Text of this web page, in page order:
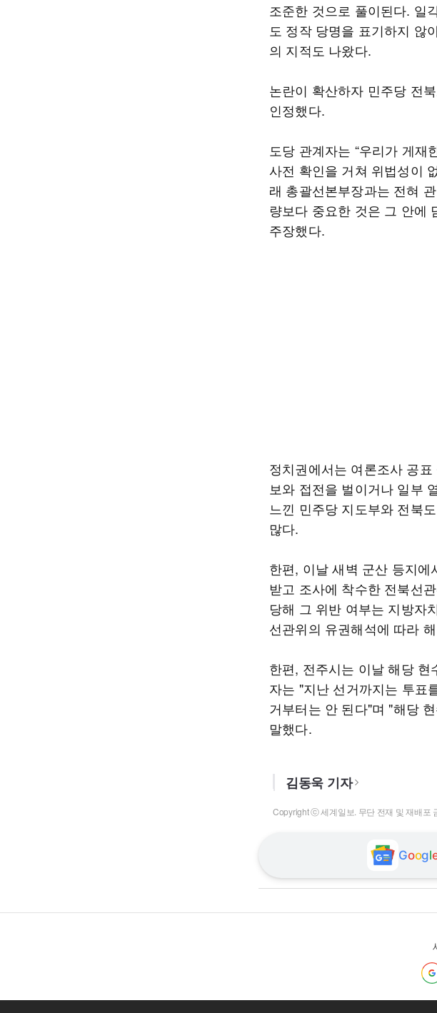
조준한 것으로 풀이된다. 일
도 정작 당명을 표기하지 않
의 지적도 나왔다.
논란이 확산하자 민주당 전
인정했다.
도당 관계자는 “우리가 게재
사전 확인을 거쳐 위법성이
래 총괄선본부장과는 전혀
량보다 중요한 것은 그 안에
주장했다.
정치권에서는 여론조사 공
보와 접전을 벌이거나 일부
느낀 민주당 지도부와 전북
많다.
한편, 이날 새벽 군산 등지에
받고 조사에 착수한 전북선
당해 그 위반 여부는 지방자
선관위의 유권해석에 따라
한편, 전주시는 이날 해당
자는 "지난 선거까지는 투표
거부터는 안 된다"며 "해당
말했다.
김동욱 기자
Copyright ⓒ 세계일보. 무단 전재 및 재배포
Googl